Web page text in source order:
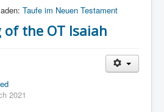
Taufe im Neuen Testament
of the OT Isaiah
2021